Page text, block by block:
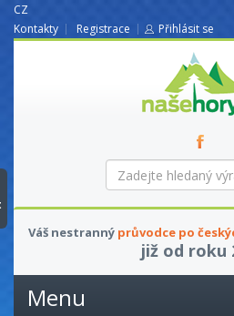
CZ
Kontakty
Registrace Přihlásit se
nasehory.cz
Váš nestranný průvodce po
již od roku
Menu